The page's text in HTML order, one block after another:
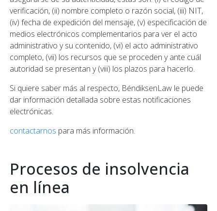
verificación, (ii) nombre completo o razón social, (iii) NIT,
(iv) fecha de expedición del mensaje, (v) especificación de
medios electrónicos complementarios para ver el acto
administrativo y su contenido, (vi) el acto administrativo
completo, (vii) los recursos que se proceden y ante cuál
autoridad se presentan y (viii) los plazos para hacerlo.
Si quiere saber más al respecto, BéndiksenLaw le puede
dar información detallada sobre estas notificaciones
electrónicas.
contactarnos para más información.
Procesos de insolvencia
en línea